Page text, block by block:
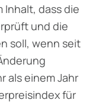
Inhalt, dass die
und die
soll, wenn seit
als einem Jahr
für